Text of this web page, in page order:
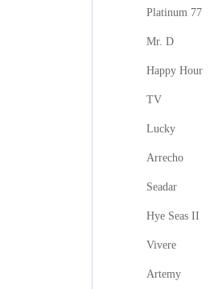
Platinum 77
Mr. D
Happy Hour
TV
Lucky
Arrecho
Seadar
Hye Seas II
Vivere
Artemy